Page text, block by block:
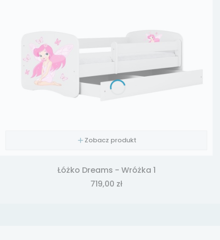
Zobacz produkt
Łóżko Dreams - Wróżka 1
Cena
719,00 zł